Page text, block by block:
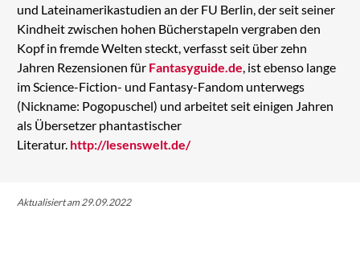
und Lateinamerikastudien an der FU Berlin, der seit seiner
Kindheit zwischen hohen Bücherstapeln vergraben den
Kopf in fremde Welten steckt, verfasst seit über zehn
Jahren Rezensionen für Fantasyguide.de , ist ebenso lange
im Science-Fiction- und Fantasy-Fandom unterwegs
(Nickname: Pogopuschel) und arbeitet seit einigen Jahren
als Übersetzer phantastischer
Literatur. http://lesenswelt.de/
Aktualisiert am 29.09.2022